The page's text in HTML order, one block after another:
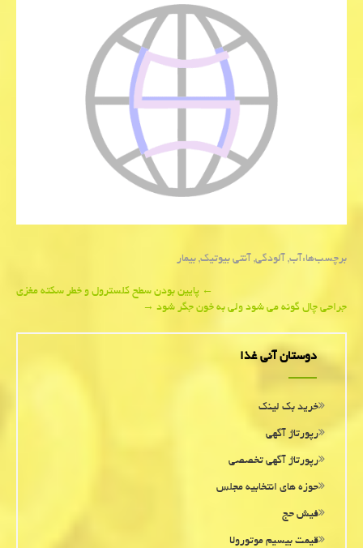
برچسب‌ها:آب,آلودگی,آنتی بیوتیك,بیمار
navigation
←پایین بودن سطح كلسترول و خطر سكته مغزی
جراحی چال گونه می شود ولی به خون جگر شود→
دوستان آنی غذا
خرید بک لینک
رپورتاژ آگهی
رپورتاژ آگهی تخصصی
حوزه های انتخابیه مجلس
فیش حج
قیمت بیسیم موتورولا